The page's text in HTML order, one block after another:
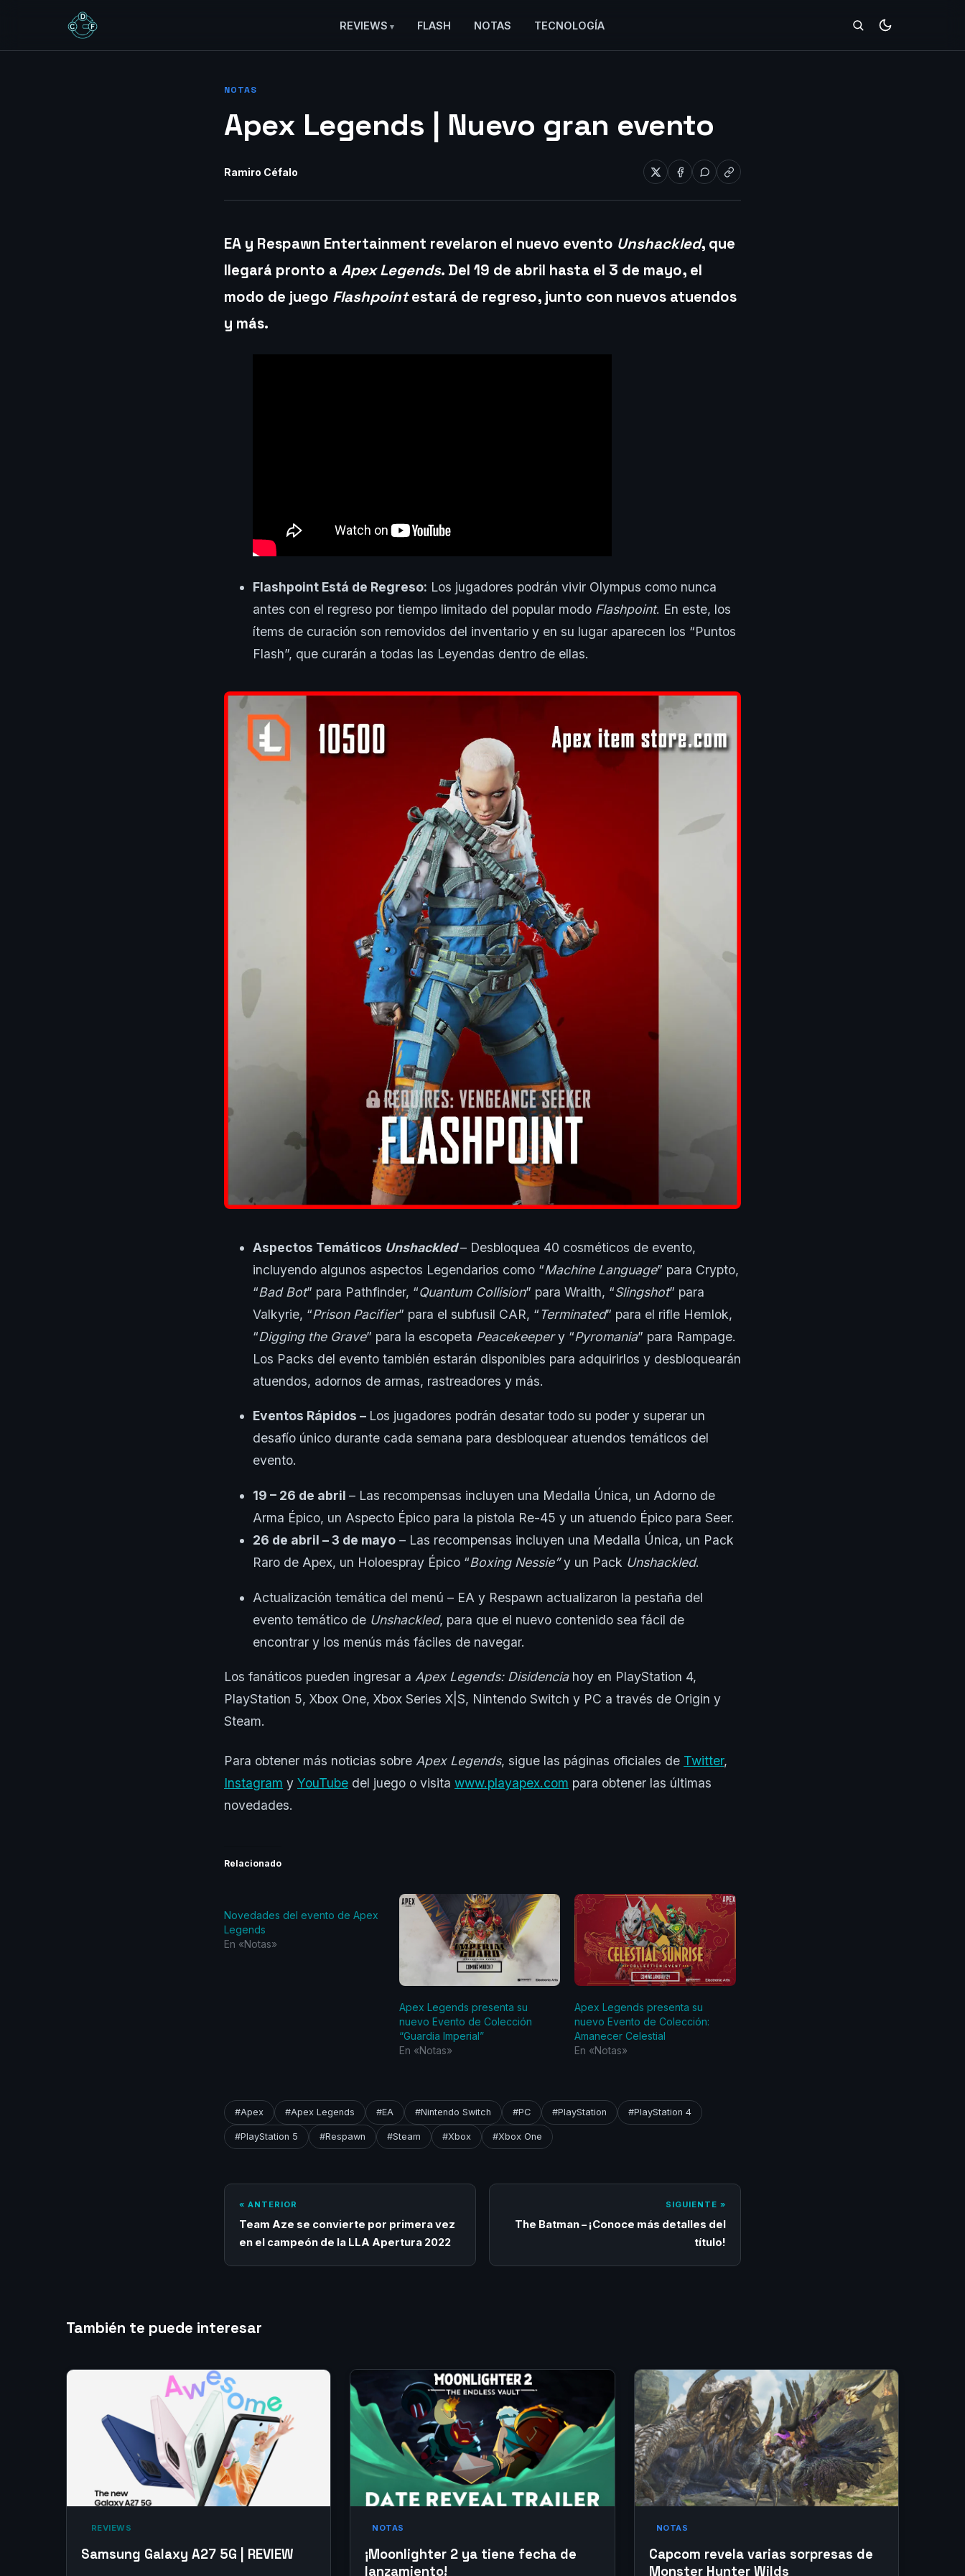
REVIEWS FLASH NOTAS TECNOLOGÍA
NOTAS
Apex Legends | Nuevo gran evento
Ramiro Céfalo
EA y Respawn Entertainment revelaron el nuevo evento Unshackled, que
llegará pronto a Apex Legends. Del 19 de abril hasta el 3 de mayo, el
modo de juego Flashpointestará de regreso, junto con nuevos atuendos
y más.
Flashpoint Está de Regreso: Los jugadores podrán vivir Olympus como nunca
antes con el regreso por tiempo limitado del popular modo Flashpoint. En este, los
ítems de curación son removidos del inventario y en su lugar aparecen los “Puntos
Flash”, que curarán a todas las Leyendas dentro de ellas.
Aspectos Temáticos Unshackled– Desbloquea 40 cosméticos de evento,
incluyendo algunos aspectos Legendarios como “Machine Language” para Crypto,
“Bad Bot” para Pathfinder, “Quantum Collision” para Wraith, “Slingshot” para
Valkyrie, “Prison Pacifier” para el subfusil CAR, “Terminated” para el rifle Hemlok,
“Digging the Grave” para la escopeta Peacekeepery “Pyromania” para Rampage.
Los Packs del evento también estarán disponibles para adquirirlos y desbloquearán
atuendos, adornos de armas, rastreadores y más.
Eventos Rápidos – Los jugadores podrán desatar todo su poder y superar un
desafío único durante cada semana para desbloquear atuendos temáticos del
evento.
19 – 26 de abril – Las recompensas incluyen una Medalla Única, un Adorno de
Arma Épico, un Aspecto Épico para la pistola Re-45 y un atuendo Épico para Seer.
26 de abril – 3 de mayo – Las recompensas incluyen una Medalla Única, un Pack
Raro de Apex, un Holoespray Épico “Boxing Nessie”y un Pack Unshackled.
Actualización temática del menú – EA y Respawn actualizaron la pestaña del
evento temático de Unshackled, para que el nuevo contenido sea fácil de
encontrar y los menús más fáciles de navegar.
Los fanáticos pueden ingresar a Apex Legends: Disidenciahoy en PlayStation 4,
PlayStation 5, Xbox One, Xbox Series X|S, Nintendo Switch y PC a través de Origin y
Steam.
Para obtener más noticias sobre Apex Legends, sigue las páginas oficiales de Twitter,
Instagram y YouTube del juego o visita www.playapex.com para obtener las últimas
novedades.
Relacionado
Novedades del evento de Apex
Legends
En «Notas»
Apex Legends presenta su
nuevo Evento de Colección
“Guardia Imperial”
En «Notas»
Apex Legends presenta su
nuevo Evento de Colección:
Amanecer Celestial
En «Notas»
#Apex #Apex Legends #EA #Nintendo Switch #PC #PlayStation #PlayStation 4
#PlayStation 5 #Respawn #Steam #Xbox #Xbox One
« ANTERIOR
Team Aze se convierte por primera vez
en el campeón de la LLA Apertura 2022
SIGUIENTE »
The Batman – ¡Conoce más detalles del
título!
También te puede interesar
‎ REVIEWS‎
Samsung Galaxy A27 5G | REVIEW
NOTAS
¡Moonlighter 2 ya tiene fecha de
lanzamiento!
NOTAS
Capcom revela varias sorpresas de
Monster Hunter Wilds